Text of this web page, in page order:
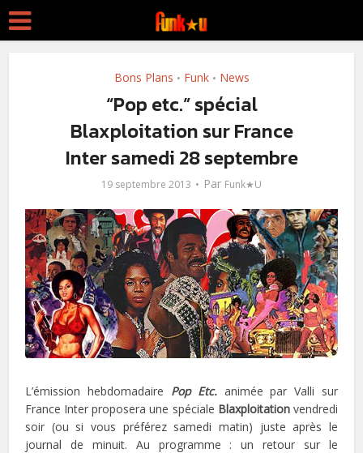
Bons Plans • Funk • News
“Pop etc.” spécial
Blaxploitation sur France
Inter samedi 28 septembre
19 septembre 2013 Par Funk★U
L’émission hebdomadaire Pop Etc. animée par Valli sur
France Inter proposera une spéciale Blaxploitation vendredi
soir (ou si vous préférez samedi matin) juste après le
journal de minuit. Au programme : un retour sur le